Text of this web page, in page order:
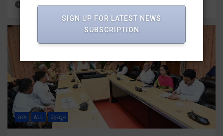
14 hours ago Viri Gairola
राज्य ALL देहरादून
SIGN UP FOR LATEST NEWS
SUBSCRIPTION